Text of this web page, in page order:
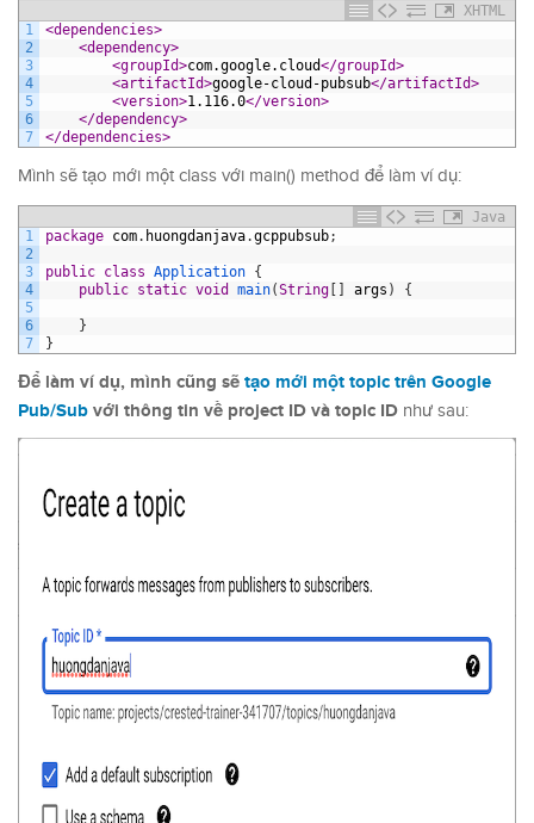
XHTML
1
2
3
4
5
6
7
<dependencies>
<dependency>
<groupId>com.google.cloud</groupId>
<artifactId>google-cloud-pubsub</artifactId>
<version>1.116.0</version>
</dependency>
</dependencies>
Mình sẽ tạo mới một class với main() method để làm ví dụ:
Java
1
2
3
4
5
6
7
package com. huongdanjava.gcppubsub;
public class Application {
public static void main(String [ ] args ) {
}
}
Để làm ví dụ, mình cũng sẽ tạo mới một topic trên Google
Pub/Sub với thông tin về project ID và topic ID như sau: